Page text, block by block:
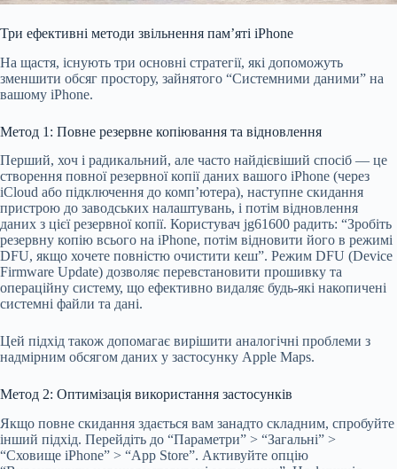
Три ефективні методи звільнення пам’яті iPhone
На щастя, існують три основні стратегії, які допоможуть
зменшити обсяг простору, зайнятого “Системними даними” на
вашому iPhone.
Метод 1: Повне резервне копіювання та відновлення
Перший, хоч і радикальний, але часто найдієвіший спосіб — це
створення повної резервної копії даних вашого iPhone (через
iCloud або підключення до комп’ютера), наступне скидання
пристрою до заводських налаштувань, і потім відновлення
даних з цієї резервної копії. Користувач jg61600 радить: “Зробіть
резервну копію всього на iPhone, потім відновити його в режимі
DFU, якщо хочете повністю очистити кеш”. Режим DFU (Device
Firmware Update) дозволяє перевстановити прошивку та
операційну систему, що ефективно видаляє будь-які накопичені
системні файли та дані.
Цей підхід також допомагає вирішити аналогічні проблеми з
надмірним обсягом даних у застосунку Apple Maps.
Метод 2: Оптимізація використання застосунків
Якщо повне скидання здається вам занадто складним, спробуйте
інший підхід. Перейдіть до “Параметри” > “Загальні” >
“Сховище iPhone” > “App Store”. Активуйте опцію